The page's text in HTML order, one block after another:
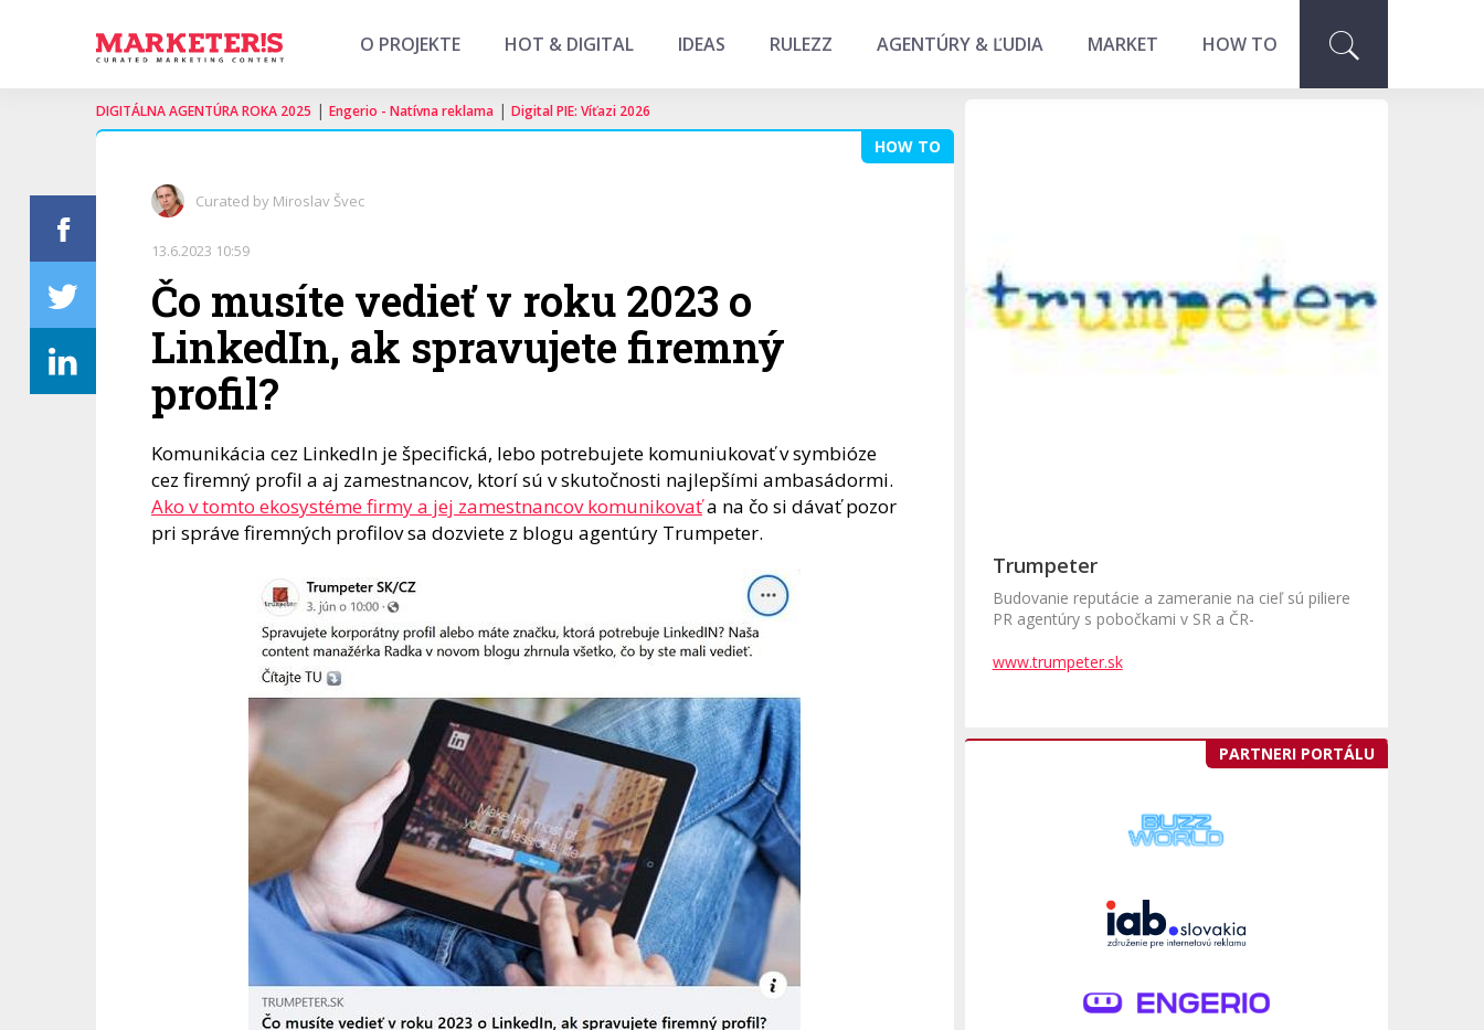
O PROJEKTE HOT & DIGITAL IDEAS RULEZZ AGENTÚRY & ĽUDIA MARKET HOW TO
DIGITÁLNA AGENTÚRA ROKA 2025 | Engerio - Natívna reklama | Digital PIE: Víťazi 2026
HOW TO
Curated by Miroslav Švec
13.6.2023 10:59
Čo musíte vedieť v roku 2023 o
LinkedIn, ak spravujete firemný
profil?
Komunikácia cez LinkedIn je špecifická, lebo potrebujete komuniukovať v symbióze
cez firemný profil a aj zamestnancov, ktorí sú v skutočnosti najlepšími ambasádormi.
Ako v tomto ekosystéme firmy a jej zamestnancov komunikovaťa na čo si dávať pozor
pri správe firemných profilov sa dozviete z blogu agentúry Trumpeter.
Trumpeter
Budovanie reputácie a zameranie na cieľ sú piliere
PR agentúry s pobočkami v SR a ČR-
www.trumpeter.sk
PARTNERI PORTÁLU